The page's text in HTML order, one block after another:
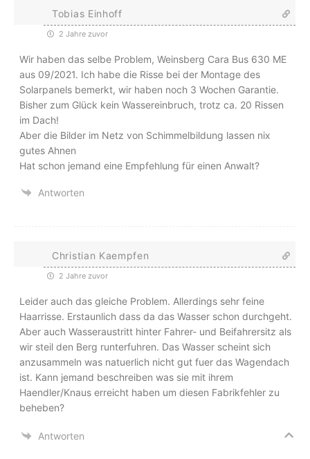
Tobias Einhoff
2 Jahre zuvor
Wir haben das selbe Problem, Weinsberg Cara Bus 630 ME
aus 09/2021. Ich habe die Risse bei der Montage des
Solarpanels bemerkt, wir haben noch 3 Wochen Garantie.
Bisher zum Glück kein Wassereinbruch, trotz ca. 20 Rissen
im Dach!
Aber die Bilder im Netz von Schimmelbildung lassen nix
gutes Ahnen
Hat schon jemand eine Empfehlung für einen Anwalt?
Antworten
Christian Kaempfen
2 Jahre zuvor
Leider auch das gleiche Problem. Allerdings sehr feine
Haarrisse. Erstaunlich dass da das Wasser schon durchgeht.
Aber auch Wasseraustritt hinter Fahrer- und Beifahrersitz als
wir steil den Berg runterfuhren. Das Wasser scheint sich
anzusammeln was natuerlich nicht gut fuer das Wagendach
ist. Kann jemand beschreiben was sie mit ihrem
Haendler/Knaus erreicht haben um diesen Fabrikfehler zu
beheben?
Antworten